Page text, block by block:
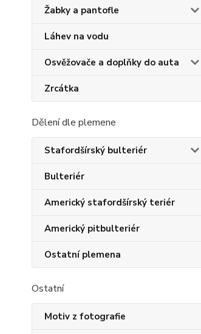
Žabky a pantofle
Láhev na vodu
Osvěžovače a doplňky do auta
Zrcátka
Dělení dle plemene
Stafordšírský bulteriér
Bulteriér
Americký stafordšírský teriér
Americký pitbulteriér
Ostatní plemena
Ostatní
Motiv z fotografie